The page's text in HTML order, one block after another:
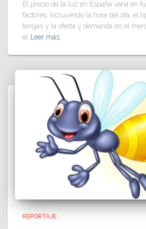
El precio de la luz en España varía en
factores, incluyendo la hora del día, el
tengas y la oferta y demanda en el
el Leer más…
REPORTAJE